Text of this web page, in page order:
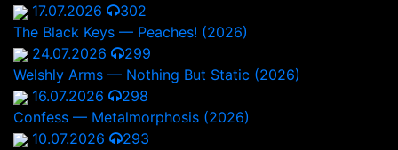
17.07.2026
302
The Black Keys — Peaches! (2026)
24.07.2026
299
Welshly Arms — Nothing But Static (2026)
16.07.2026
298
Confess — Metalmorphosis (2026)
10.07.2026
293